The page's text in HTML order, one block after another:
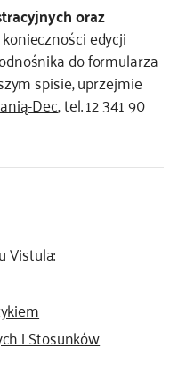
oraz
edycji
do formularza
spisie, uprzejmie
Dec, tel. 12 341 90
Vistula:
i Stosunków